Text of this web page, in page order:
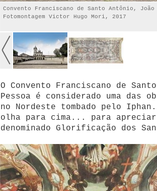
Convento Franciscano de Santo Antônio, João
Fotomontagem Victor Hugo Mori, 2017
O Convento Franciscano de
Pessoa é considerado uma das
no Nordeste tombado pelo
olha para cima... para
denominado Glorificação dos